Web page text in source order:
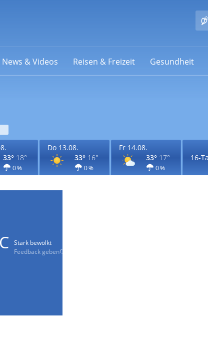
News & Videos Reisen & Freizeit Gesundheit
33° 18°
0 %
Do 13.08.
33° 16°
0 %
Fr 14.08.
33° 17°
0 %
16-
Stark bewölkt
Feedback geben